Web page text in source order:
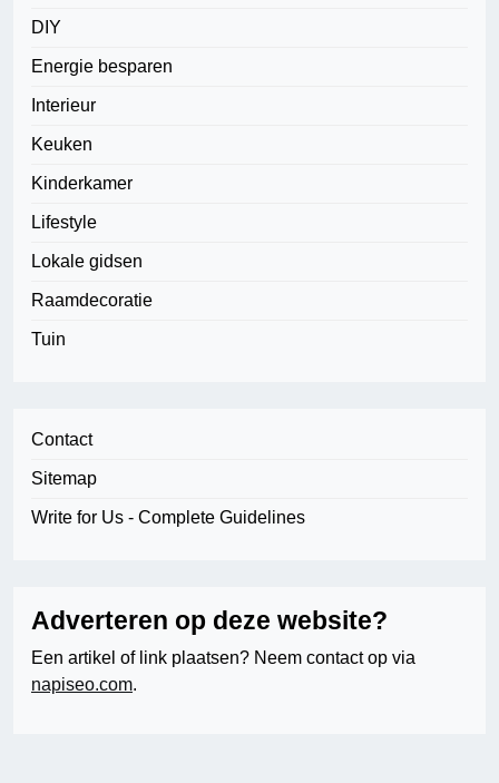
DIY
Energie besparen
Interieur
Keuken
Kinderkamer
Lifestyle
Lokale gidsen
Raamdecoratie
Tuin
Contact
Sitemap
Write for Us - Complete Guidelines
Adverteren op deze website?
Een artikel of link plaatsen? Neem contact op via
napiseo.com.